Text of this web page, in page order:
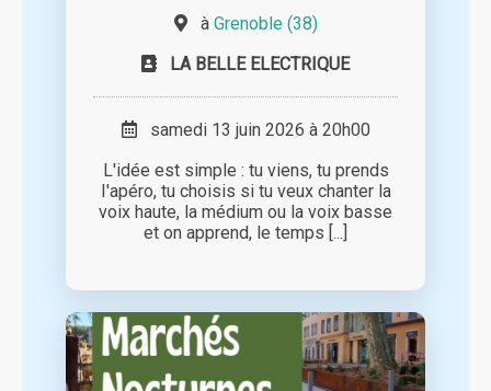
à Grenoble (38)
LA BELLE ELECTRIQUE
samedi 13 juin 2026 à 20h00
L'idée est simple : tu viens, tu prends
I'apéro, tu choisis si tu veux chanter la
voix haute, la médium ou la voix basse
et on apprend, le temps [...]